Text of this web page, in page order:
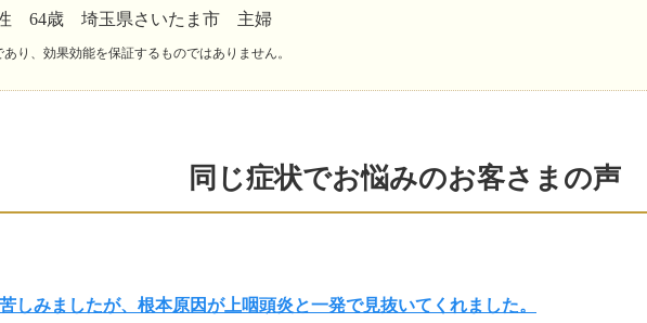
64歳 埼玉県さいたま市 主婦
り、効果効能を保証するものではありません。
同じ症状でお悩みのお客さまの声
しみましたが、根本原因が上咽頭炎と一発で見抜いてくれました。